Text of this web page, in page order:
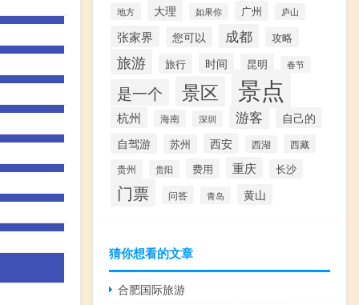
地方 大理 如果你 广州 庐山
张家界 您可以 成都 攻略
旅游 旅行 时间 昆明 春节
是一个 景区 景点
杭州 海南 深圳 游客
自己的
自驾游
苏州 西安 西湖 西藏
贵州 贵阳 费用 重庆 长沙
门票 问答 青岛 黄山
猜你想看的文章
合肥国际旅游